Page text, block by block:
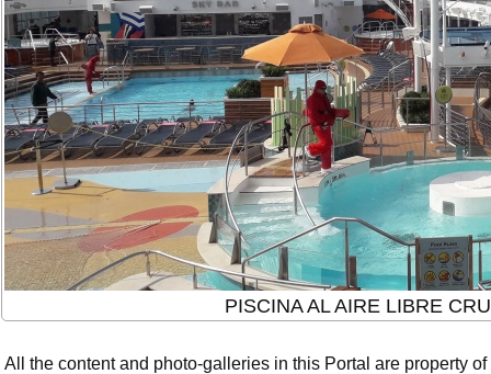
PISCINA AL AIRE LIBRE
All the content and photo-galleries in this Portal are property of